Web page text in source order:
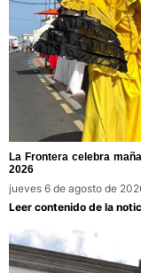
La Frontera celebra
2026
jueves 6 de agosto de
Leer contenido de la